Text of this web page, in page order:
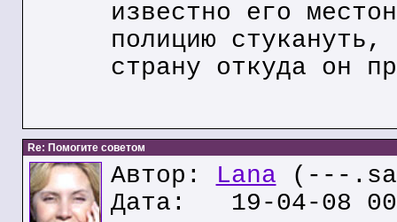
известно его
полицию
страну откуда он
Re: Помогите советом
Автор: Lana (---
Дата: 19-04-08